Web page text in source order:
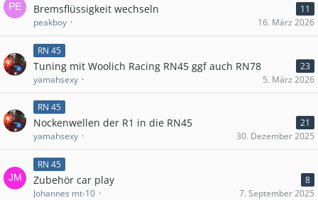
Bremsflüssigkeit wechseln
11
peakboy
16. März 2026
RN 45
Tuning mit Woolich Racing RN45 ggf auch RN78
23
yamahsexy
5. März 2026
RN 45
Nockenwellen der R1 in die RN45
21
yamahsexy
30. Dezember 2025
RN 45
Zubehör car play
8
Johannes mt-10
7. September 2025